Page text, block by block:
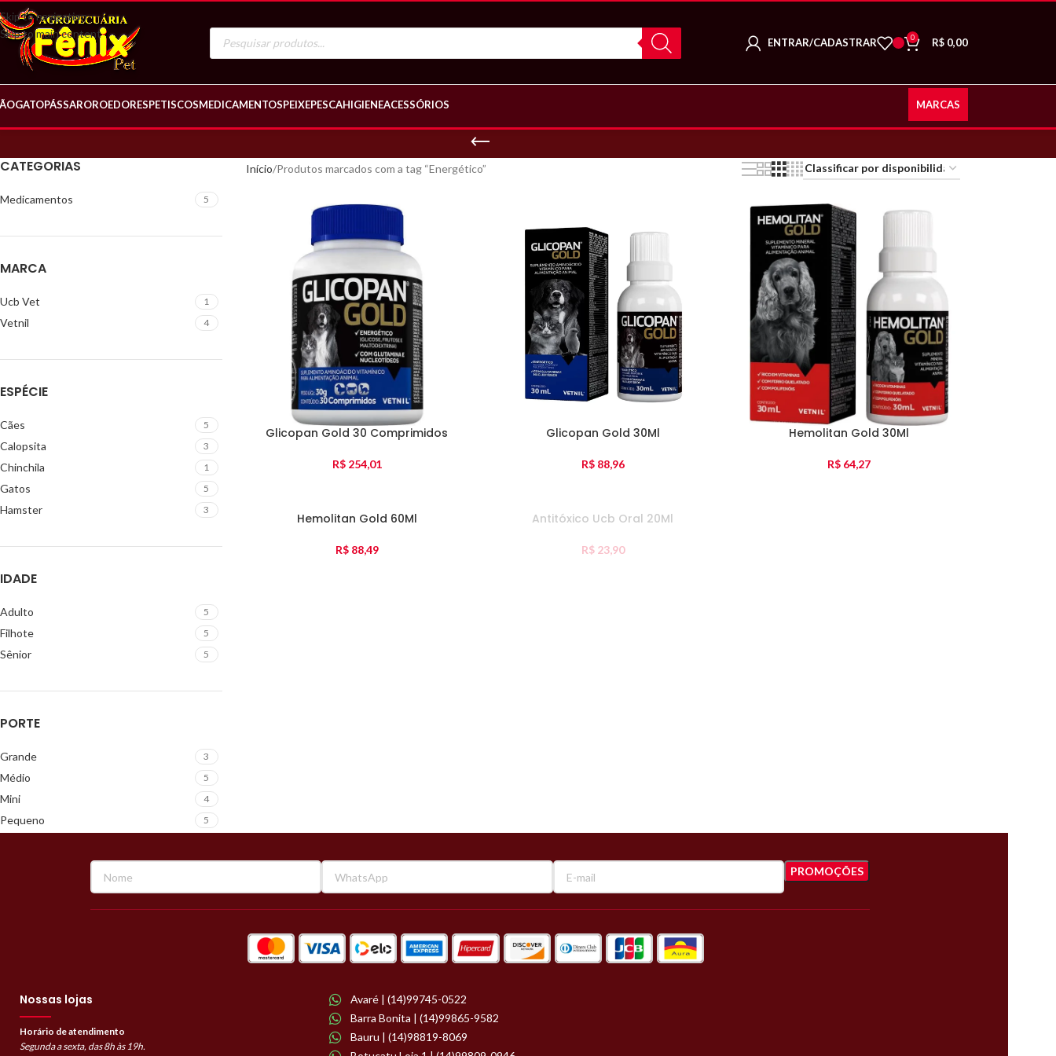
Skip to navigation
Skip to main content
ENTRAR/CADASTRAR 0 R$ 0,00
GATOPÁSSAROROEDORESPETISCOSMEDICAMENTOSPEIXEPESCAHIGIENEACESSÓRIOS MARCAS
CATEGORIAS
Medicamentos 5
MARCA
Ucb Vet 1
Vetnil 4
ESPÉCIE
Cães 5
Calopsita 3
Chinchila 1
Gatos 5
Hamster 3
IDADE
Adulto 5
Filhote 5
Sênior 5
PORTE
Grande 3
Médio 5
Mini 4
Pequeno 5
Início Produtos marcados com a tag “Energético”
Glicopan Gold 30 Comprimidos
R$254,01
Glicopan Gold 30Ml
R$88,96
Hemolitan Gold 30Ml
R$64,27
Hemolitan Gold 60Ml
R$88,49
Antitóxico Ucb Oral 20Ml
R$23,90
Nossas lojas
Horário de atendimento
Segunda a sexta, das 8h às 19h.
Avaré | (14)99745-0522
Barra Bonita | (14)99865-9582
Bauru | (14)98819-8069